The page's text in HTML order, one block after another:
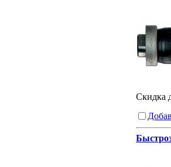
Скидка